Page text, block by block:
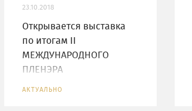
23.10.2018
Открывается выставка
по итогам II
МЕЖДУНАРОДНОГО
ПЛЕНЭРА
АКТУАЛЬНО